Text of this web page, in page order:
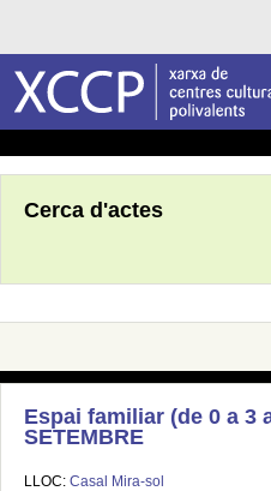
Cerca d'actes
Espai familiar (de 0 a 3
SETEMBRE
LLOC: Casal Mira-sol